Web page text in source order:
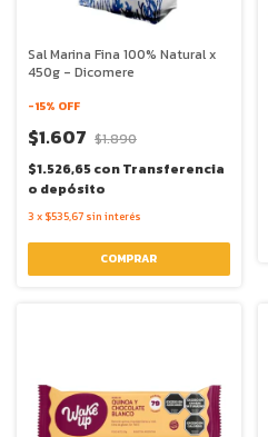
Sal Marina Fina 100% Natural x
450g - Dicomere
-15% OFF
$1.607 $1.890
$1.526,65conTransferencia
o depósito
3 x $535,67 sin interés